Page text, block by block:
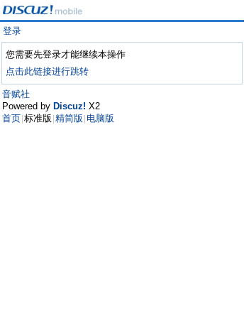
登录
您需要先登录才能继续本操作
点击此链接进行跳转
音赋社
Powered by Discuz! X2
首页 标准版 精简版 电脑版